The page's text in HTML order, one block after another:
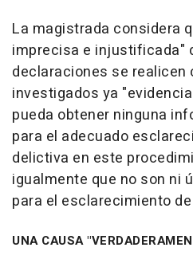
La magistrada considera
imprecisa e injustificada"
declaraciones se
investigados ya
pueda obtener ninguna
para el adecuado
delictiva en este
igualmente que no son ni
para el esclarecimiento
UNA CAUSA